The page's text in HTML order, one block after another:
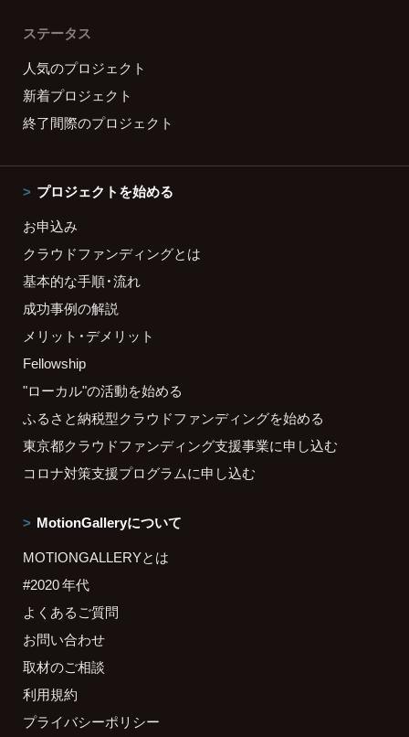
ステータス
人気のプロジェクト
新着プロジェクト
終了間際のプロジェクト
プロジェクトを始める
お申込み
クラウドファンディングとは
基本的な手順・流れ
成功事例の解説
メリット・デメリット
Fellowship
"ローカル"の活動を始める
ふるさと納税型クラウドファンディングを始める
東京都クラウドファンディング支援事業に申し込む
コロナ対策支援プログラムに申し込む
MotionGalleryについて
MOTIONGALLERYとは
#2020 年代
よくあるご質問
お問い合わせ
取材のご相談
利用規約
プライバシーポリシー